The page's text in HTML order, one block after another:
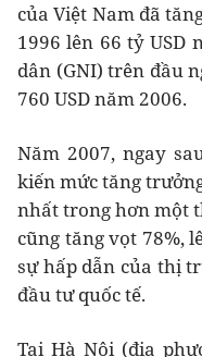
của Việt Nam đã
1996 lên 66 tỷ USD
dân (GNI) trên đầu
760 USD năm 2006.
Năm 2007, ngay
kiến mức tăng
nhất trong hơn một
cũng tăng vọt 78%,
sự hấp dẫn của thị
đầu tư quốc tế.
Tại Hà Nội (địa